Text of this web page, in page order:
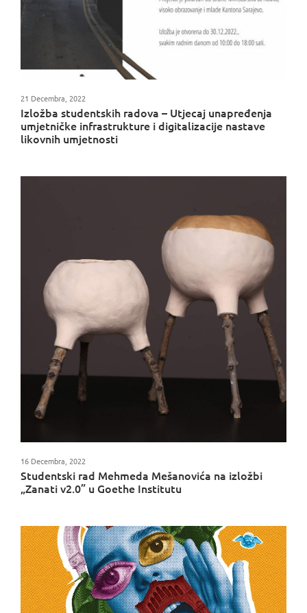
Izložba studentskih radova – Utjecaj unapređenja
umjetničke infrastrukture i digitalizacije nastave
likovnih umjetnosti
21 Decembra, 2022
Studentski rad Mehmeda Mešanovića na izložbi
„Zanati v2.0” u Goethe Institutu
16 Decembra, 2022